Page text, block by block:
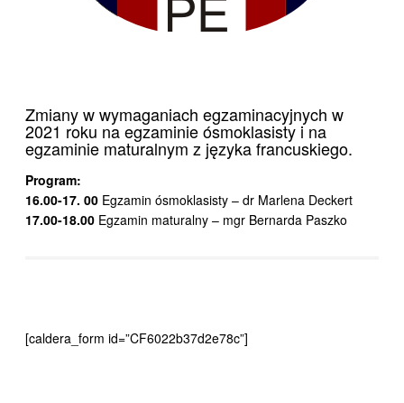
Zmiany w wymaganiach egzaminacyjnych w
2021 roku na egzaminie ósmoklasisty i na
egzaminie maturalnym z języka francuskiego.
Program:
16.00-17. 00Egzamin ósmoklasisty – dr Marlena Deckert
17.00-18.00Egzamin maturalny – mgr Bernarda Paszko
[caldera_form id=”CF6022b37d2e78c”]